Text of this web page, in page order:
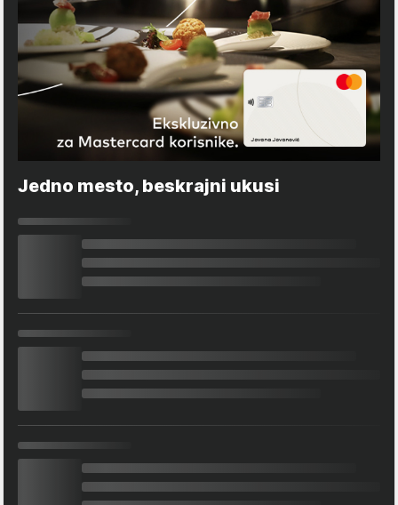
Jedno mesto, beskrajni ukusi